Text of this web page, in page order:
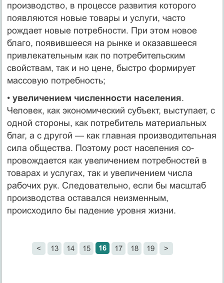
производство, в про­цессе развития которого
появляются новые товары и услу­ги, часто
рождает новые потребности. При этом новое
благо, появившееся на рынке и оказавшееся
привлекательным как по потребительским
свойствам, так и но цене, быстро формирует
массовую потребность;
• увеличением численности населения.
Человек, как эконо­мический субъект, выступает, с
одной стороны, как потре­битель материальных
благ, а с другой — как главная произ­водительная
сила общества. Поэтому рост населения со­
провождается как увеличением потребностей в
товарах и услугах, так и увеличением числа
рабочих рук. Следова­тельно, если бы масштаб
производства оставался неизмен­ным,
происходило бы падение уровня жизни.
< 13 14 15 16 17 18 19 >